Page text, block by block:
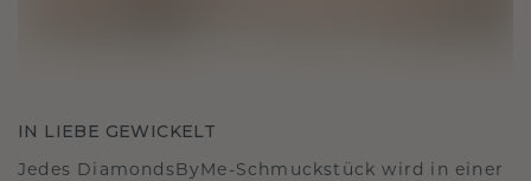
IN LIEBE GEWICKELT
Jedes DiamondsByMe-Schmuckstück wird in einer